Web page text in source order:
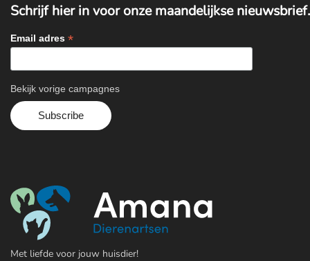
Schrijf hier in voor onze maandelijkse nieuwsbrief.
Email adres *
Bekijk vorige campagnes
Met liefde voor jouw huisdier!